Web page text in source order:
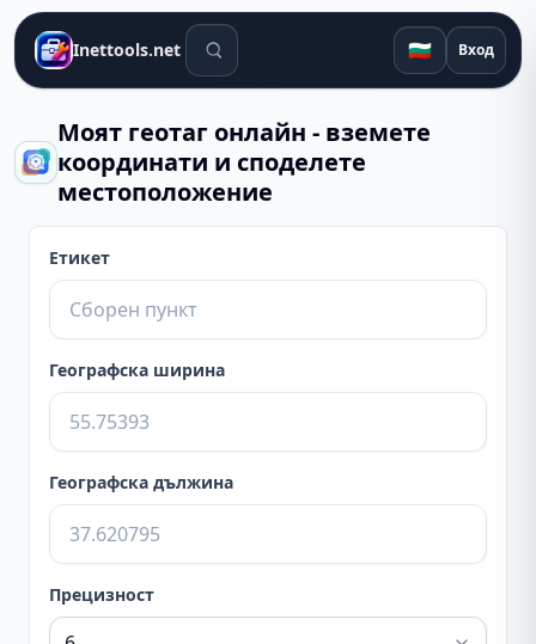
Inettools.net Инструменти за търсене🇧🇬 Вход
Моят геотаг онлайн - вземете
координати и споделете
местоположение
Етикет
Географска ширина
Географска дължина
Прецизност